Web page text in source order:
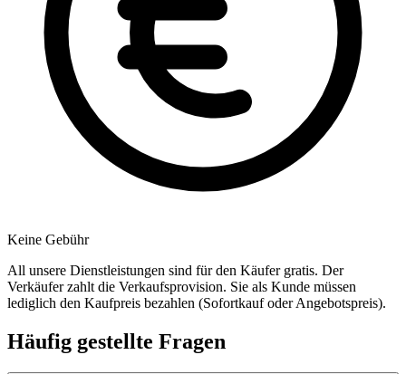
Keine Gebühr
All unsere Dienstleistungen sind für den Käufer gratis. Der
Verkäufer zahlt die Verkaufsprovision. Sie als Kunde müssen
lediglich den Kaufpreis bezahlen (Sofortkauf oder Angebotspreis).
Häufig gestellte Fragen